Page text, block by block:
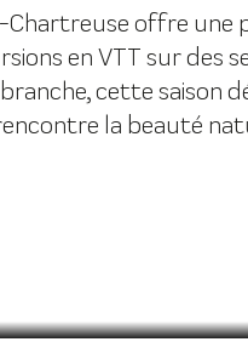
Chartreuse offre
en VTT sur
cette saison
la beauté